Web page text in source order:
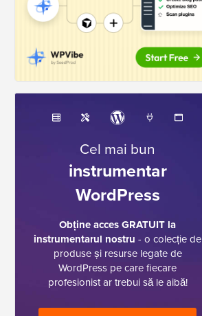
Cel mai bun
instrumentar
WordPress
Obține acces GRATUIT la
instrumentarul nostru - o colecție de
produse și resurse legate de
WordPress pe care fiecare
profesionist ar trebui să le aibă!